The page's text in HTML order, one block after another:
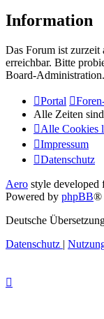
Information
Das Forum ist zurzeit
erreichbar. Bitte
Board-
Portal
Alle Zeiten sind
Alle Cookies
Impressum
Datenschutz
Aero style developed
Powered by phpBB®
Deutsche
Datenschutz |